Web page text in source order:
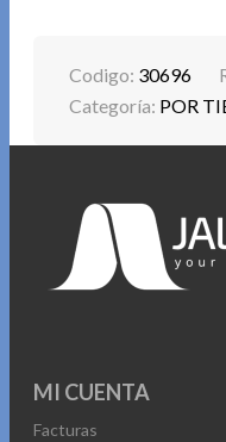
Codigo: 30696
Categoría: POR
MI CUENTA
Facturas